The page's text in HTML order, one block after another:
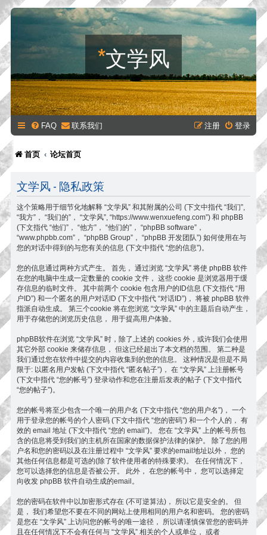
*文学风
FAQ 联系我们 登录
注册
首页 论坛首页
文学风 - 隐私政策
这个策略用于细节化地解释 “文学风” 和其附属的公司 (下文中指代 “我们”,
“我方”， “我们的”， “文学风”, “https://www.wenxuefeng.com”) 和 phpBB
(下文指代 “他们”， “他方”， “他们的”， “phpBB software”，
“www.phpbb.com”， “phpBB Group”， “phpBB 开发团队”) 如何使用在与
您的对话中得到的与您有关的信息 (下文中指代 “您的信息”)。
您的信息通过两种方式产生。 首先， 通过浏览 “文学风” 将使 phpBB 软件
在您的电脑中生成一定数量的 cookie 文件， 这些 cookie 是浏览器用于缓
存信息的临时文件。 其中前两个 cookie 包含用户的ID信息 (下文指代 “用
户ID”) 和一个匿名的用户对话ID (下文中指代 “对话ID”)， 将被 phpBB 软件
指派自动生成。 第三个cookie 将在您浏览 “文学风” 中的主题后自动产生，
用于存储您的浏览历史信息， 用于提高用户体验。
phpBB软件在浏览 “文学风” 时，除了上述的 cookies 外，或许我们会使用
其它外部 cookie 来储存信息， 但这已经超出了本文档的范围。 第二种是
我们通过您在软件中提交的内容收集到的您的信息。 这种情况是但是不局
限于: 以匿名用户发帖 (下文中指代 “匿名帖子”)， 在 “文学风” 上注册帐号
(下文中指代 “您的帐号”) 登录动作和您在注册后发表的帖子 (下文中指代
“您的帖子”)。
您的帐号将至少包含一个唯一的用户名 (下文中指代 “您的用户名”)， 一个
用于登录您的帐号的个人密码 (下文中指代 “您的密码”) 和一个个人的， 有
效的 email 地址 (下文中指代 “您的 email”)。 您在 “文学风” 上的帐号所包
含的信息将受到我们的主机所在国家的数据保护法律的保护。 除了您的用
户名和您的密码以及在注册过程中 “文学风” 要求的email地址以外， 您的
其他任何信息都是可选的(除了软件使用者的特殊要求)。 在任何情况下，
您可以选择您的信息是否被公开。 此外， 在您的帐号中， 您可以选择定
向收发 phpBB 软件自动生成的email。
您的密码在软件中以加密形式存在 (不可逆算法)， 所以它是安全的。 但
是， 我们希望您不要在不同的网站上使用相同的用户名和密码。 您的密码
是您在 “文学风” 上访问您的帐号的唯一途径， 所以请谨慎保管您的密码并
且在任何情况下不会有任何与 “文学风” 相关的个人或单位， 或者